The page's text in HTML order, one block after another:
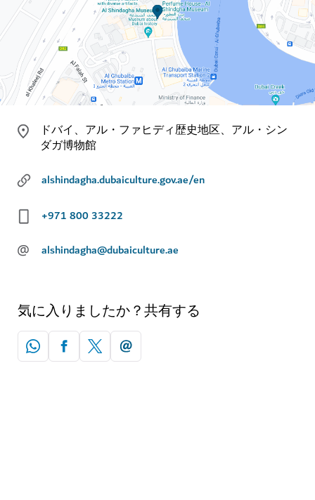
ドバイ、アル・ファヒディ歴史地区、アル・シン
ダガ博物館
alshindagha.dubaiculture.gov.ae/en
+971 800 33222
@ alshindagha@dubaiculture.ae
気に入りましたか？共有する